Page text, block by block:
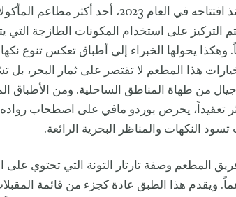
هذا المكان، منذ افتتاحه في العام 2023،
يتم التركيز على استخدام المكونات الطازجة
وهكذا يحولها الخبراء إلى أطباق تعكس تنوع
خيارات هذا المطعم لا تقتصر على ثمار البحر، بل
أجيال من طهاة المناطق الساحلية. ومن الأطباق
تعقيداً، يحرص بوردو مافي على اصطحاب
النكهات والمناظر البحرية الرائعة.
المطعم وصفة تارتار التونة التي تحتوي على
ويقدم هذا الطبق عادة كجزء من قائمة